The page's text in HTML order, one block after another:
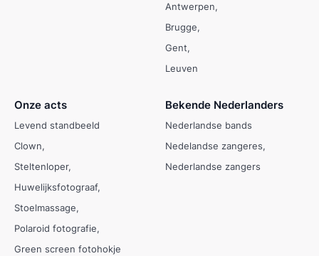
Antwerpen
Brugge
Gent
Leuven
Onze acts
Levend standbeeld
Clown
Steltenloper
Huwelijksfotograaf
Stoelmassage
Polaroid fotografie
Green screen fotohokje
Bekende Nederlanders
Nederlandse bands
Nedelandse zangeres
Nederlandse zangers